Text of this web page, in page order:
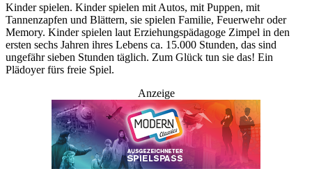
Kinder spielen. Kinder spielen mit Autos, mit Puppen, mit
Tannenzapfen und Blättern, sie spielen Familie, Feuerwehr oder
Memory. Kinder spielen laut Erziehungspädagoge Zimpel in den
ersten sechs Jahren ihres Lebens ca. 15.000 Stunden, das sind
ungefähr sieben Stunden täglich. Zum Glück tun sie das! Ein
Plädoyer fürs freie Spiel.
Anzeige